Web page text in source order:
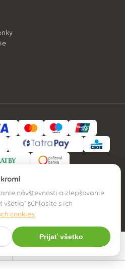
Najpredávanejšie
family, s. r. o.
návštevnosti a zlepšovanie
všetko" súhlasíte s ich
cookies.
Prijať všetko